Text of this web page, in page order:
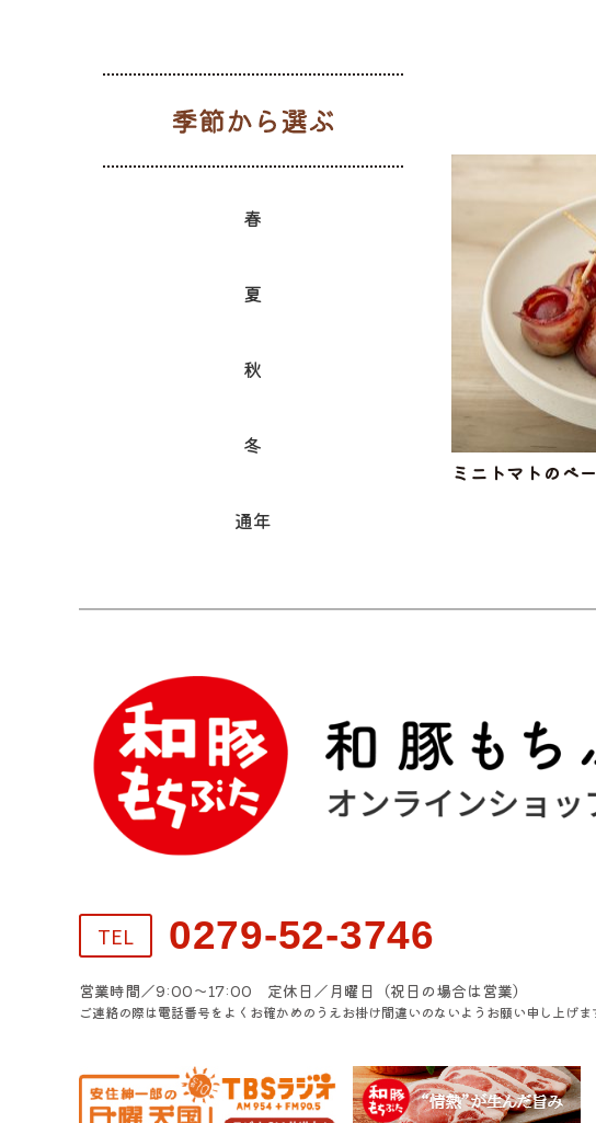
ミニトマトのベ
春
夏
秋
冬
通年
TEL 0279-52-3746
営業時間／9:00～17:00 定休日／月曜日（祝日の場合は営業）
ご連絡の際は電話番号をよくお確かめのうえお掛け間違いのないようお願い申し上げま